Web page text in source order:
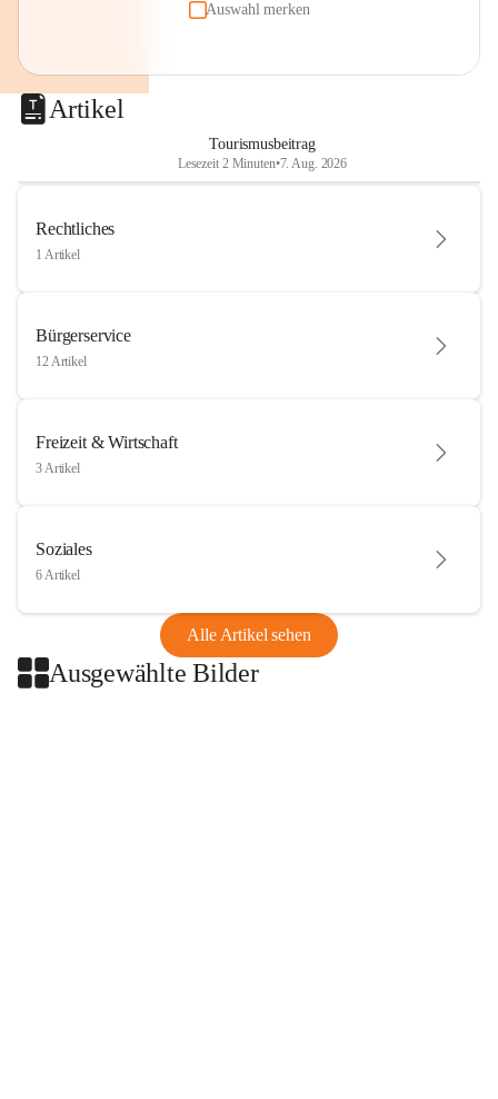
Auswahl merken
Artikel
Tourismusbeitrag
Lesezeit 2 Minuten•7. Aug. 2026
Rechtliches
1 Artikel
Bürgerservice
12 Artikel
Freizeit & Wirtschaft
3 Artikel
Soziales
6 Artikel
Alle Artikel sehen
Ausgewählte Bilder